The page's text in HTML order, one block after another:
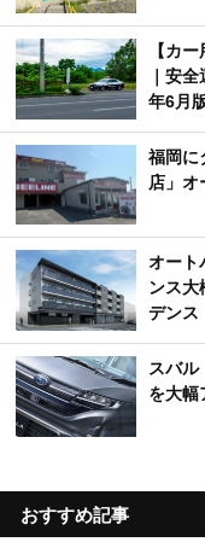
【カ
｜安
年6月版
福岡に
店」
オート
ンス
デンス
スバ
を大幅
おすすめ記事